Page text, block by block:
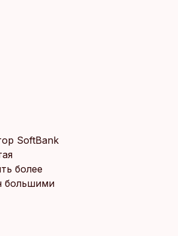
SoftBank
более
большими